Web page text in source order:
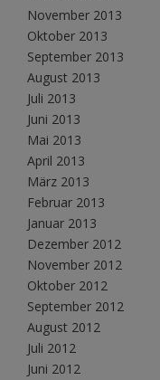
November 2013
Oktober 2013
September 2013
August 2013
Juli 2013
Juni 2013
Mai 2013
April 2013
März 2013
Februar 2013
Januar 2013
Dezember 2012
November 2012
Oktober 2012
September 2012
August 2012
Juli 2012
Juni 2012